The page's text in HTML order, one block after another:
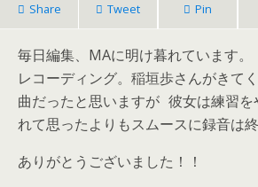
Share Tweet Pin
毎日編集、MAに明け暮れています
レコーディング。稲垣歩さんがきて
曲だったと思いますが 彼女は練習を
れて思ったよりもスムースに録音は終
ありがとうございました！！